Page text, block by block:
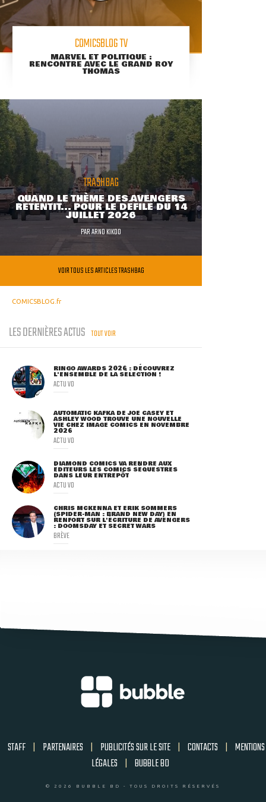
COMICSBLOG TV
MARVEL ET POLITIQUE :
RENCONTRE AVEC LE GRAND ROY
THOMAS
TRASHBAG
QUAND LE THÈME DES AVENGERS
RETENTIT... POUR LE DÉFILÉ DU 14
JUILLET 2026
PARARNO KIKOO
VOIR TOUS LES ARTICLES TRASHBAG
COMICSBLOG.fr
LES DERNIÈRES ACTUS TOUT VOIR
RINGO AWARDS 2026 : DÉCOUVREZ
L'ENSEMBLE DE LA SÉLECTION !
ACTU VO
AUTOMATIC KAFKA DE JOE CASEY ET
ASHLEY WOOD TROUVE UNE NOUVELLE
VIE CHEZ IMAGE COMICS EN NOVEMBRE
2026
ACTU VO
DIAMOND COMICS VA RENDRE AUX
ÉDITEURS LES COMICS SÉQUESTRÉS
DANS LEUR ENTREPÔT
ACTU VO
CHRIS MCKENNA ET ERIK SOMMERS
(SPIDER-MAN : BRAND NEW DAY) EN
RENFORT SUR L'ÉCRITURE DE AVENGERS
: DOOMSDAY ET SECRET WARS
BRÈVE
STAFF | PARTENAIRES | PUBLICITÉS SUR LE SITE | CONTACTS | MENTIONS
LÉGALES | BUBBLE BD
© 2026 BUBBLE BD - TOUS DROITS RÉSERVÉS